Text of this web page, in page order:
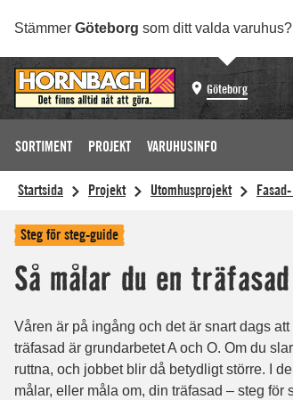
Stämmer Göteborg som ditt valda varuhus?
Göteborg
SORTIMENT PROJEKT VARUHUSINFO